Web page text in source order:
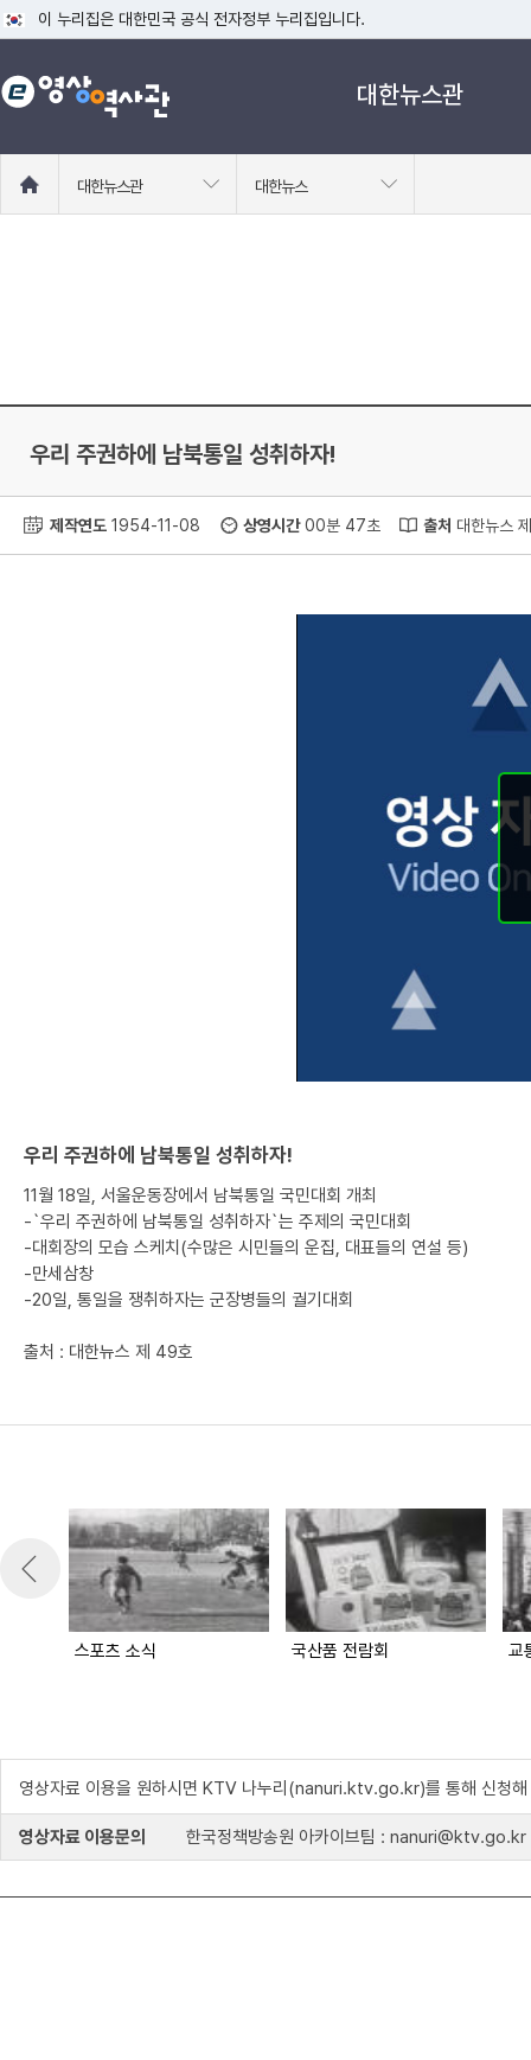
이 누리집은 대한민국 공식 전자정부 누리집입니다.
공식 누리집 주소 확인하기
go.kr 주소를 사용하는 누리집은 대한민국 정부기관이 관리하는 누리집입니
대한뉴스관
로
대한뉴스관 대한뉴스
우리 주권하에 남북통일 성취하자!
제작연도 1954-11-08 상영시간00분 47초 출처 대한뉴스
우리 주권하에 남북통일 성취하자!
11월 18일, 서울운동장에서 남북통일 국민대회 개최
-`우리 주권하에 남북통일 성취하자`는 주제의 국민대회
-대회장의 모습 스케치(수많은 시민들의 운집, 대표들의 연설 등)
-만세삼창
-20일, 통일을 쟁취하자는 군장병들의 궐기대회
출처 : 대한뉴스 제 49호
스포츠 소식 국산품 전람회 교
영상자료 이용을 원하시면 KTV 나누리(nanuri.ktv.go.kr)를 통해 신청해
영상자료 이용문의 한국정책방송원 아카이브팀 : nanuri@ktv.go.kr